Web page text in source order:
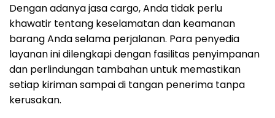
Dengan adanya jasa cargo, Anda tidak perlu
khawatir tentang keselamatan dan keamanan
barang Anda selama perjalanan. Para penyedia
layanan ini dilengkapi dengan fasilitas penyimpanan
dan perlindungan tambahan untuk memastikan
setiap kiriman sampai di tangan penerima tanpa
kerusakan.